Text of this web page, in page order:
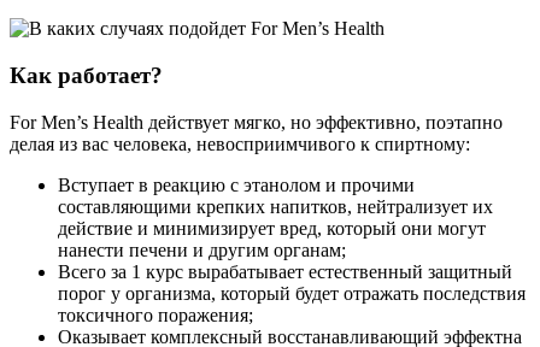
Как работает?
For Men’s Health действует мягко, но эффективно, поэтапно
делая из вас человека, невосприимчивого к спиртному:
Вступает в реакцию с этанолом и прочими
составляющими крепких напитков, нейтрализует их
действие и минимизирует вред, который они могут
нанести печени и другим органам;
Всего за 1 курс вырабатывает естественный защитный
порог у организма, который будет отражать последствия
токсичного поражения;
Оказывает комплексный восстанавливающий эффектна